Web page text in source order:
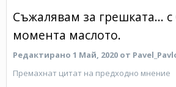
Съжалявам за грешката... с
момента маслото.
Редактирано 1 Май, 2020 от
Премахнат цитат на предходно мнение